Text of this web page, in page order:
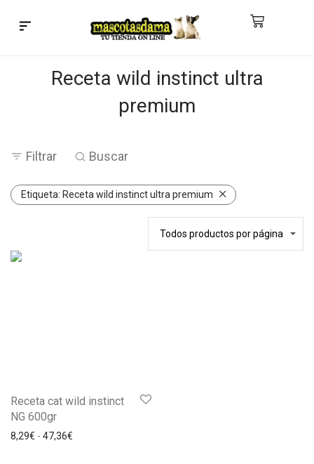
Receta wild instinct ultra
premium
Filtrar Buscar
Etiqueta: Receta wild instinct ultra premium
Receta cat wild instinct
NG 600gr
8,29€ - 47,36€